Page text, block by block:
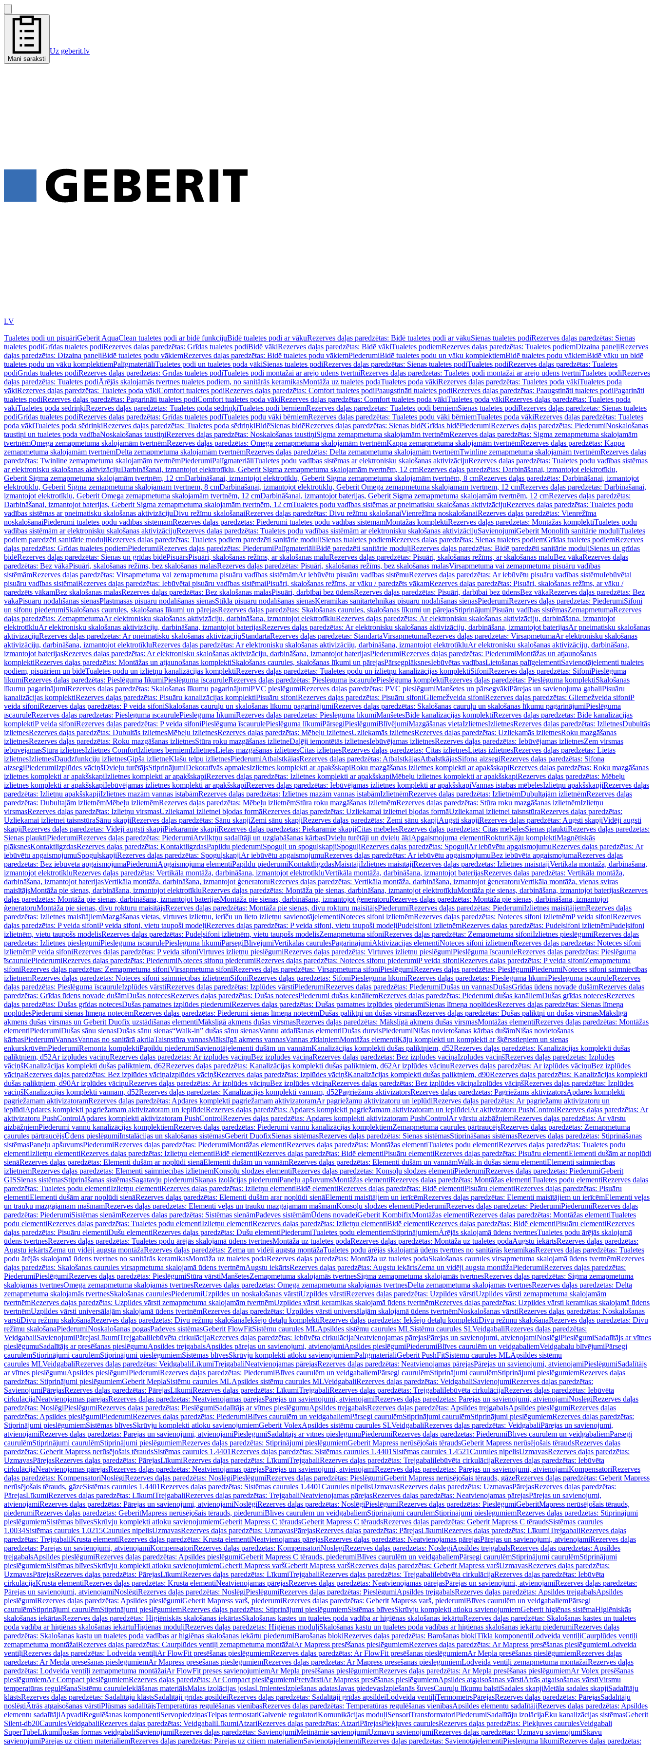
Mani saraksti
Uz geberit.lv
LV
Tualetes podi un pisuāriGeberit AquaClean tualetes podi ar bidē funkcijuBidē tualetes podi ar vākuRezerves daļas paredzētas: Bidē tualetes podi ar vākuSienas tualetes podiRezerves daļas paredzētas: Sienas
tualetes podiGrīdas tualetes podiRezerves daļas paredzētas: Grīdas tualetes podiBidē vākiRezerves daļas paredzētas: Bidē vākiTualetes podiemRezerves daļas paredzētas: Tualetes podiemDizaina paneļiRezerves
daļas paredzētas: Dizaina paneļiBidē tualetes podu vākiemRezerves daļas paredzētas: Bidē tualetes podu vākiemPiederumiBidē tualetes podu un vāku komplektiemBidē tualetes podu vākiemBidē vāku un bidē
tualetes podu un vāku komplektiemPalīgmateriāliTualetes podi un tualetes poda vākiSienas tualetes podiRezerves daļas paredzētas: Sienas tualetes podiTualetes podiRezerves daļas paredzētas: Tualetes
podiGrīdas tualetes podiRezerves daļas paredzētas: Grīdas tualetes podiTualetes podi montāžai ar ārējo ūdens tvertniRezerves daļas paredzētas: Tualetes podi montāžai ar ārējo ūdens tvertniTualetes podiRezerves
daļas paredzētas: Tualetes podiĀrējās skalojamās tvertnes tualetes podiem, no sanitārās keramikasMontāža uz tualetes podaTualetes poda vākiRezerves daļas paredzētas: Tualetes poda vākiTualetes poda
vākiRezerves daļas paredzētas: Tualetes poda vākiComfort tualetes podiRezerves daļas paredzētas: Comfort tualetes podiPaaugstināti tualetes podiRezerves daļas paredzētas: Paaugstināti tualetes podiPagarināti
tualetes podiRezerves daļas paredzētas: Pagarināti tualetes podiComfort tualetes poda vākiRezerves daļas paredzētas: Comfort tualetes poda vākiTualetes poda vākiRezerves daļas paredzētas: Tualetes poda
vākiTualetes poda sēdriņķiRezerves daļas paredzētas: Tualetes poda sēdriņķiTualetes podi bērniemRezerves daļas paredzētas: Tualetes podi bērniemSienas tualetes podiRezerves daļas paredzētas: Sienas tualetes
podiGrīdas tualetes podiRezerves daļas paredzētas: Grīdas tualetes podiTualetes podu vāki bērniemRezerves daļas paredzētas: Tualetes podu vāki bērniemTualetes poda vākiRezerves daļas paredzētas: Tualetes
poda vākiTualetes poda sēdriņķiRezerves daļas paredzētas: Tualetes poda sēdriņķiBidēSienas bidēRezerves daļas paredzētas: Sienas bidēGrīdas bidēPiederumiRezerves daļas paredzētas: PiederumiNoskalošanas
taustiņi un tualetes poda vadībaNoskalošanas taustiņiRezerves daļas paredzētas: Noskalošanas taustiņiSigma zemapmetuma skalojamām tvertnēmRezerves daļas paredzētas: Sigma zemapmetuma skalojamām
tvertnēmOmega zemapmetuma skalojamām tvertnēmRezerves daļas paredzētas: Omega zemapmetuma skalojamām tvertnēmKappa zemapmetuma skalojamām tvertnēmRezerves daļas paredzētas: Kappa
zemapmetuma skalojamām tvertnēmDelta zemapmetuma skalojamām tvertnēmRezerves daļas paredzētas: Delta zemapmetuma skalojamām tvertnēmTwinline zemapmetuma skalojamām tvertnēmRezerves daļas
paredzētas: Twinline zemapmetuma skalojamām tvertnēmPiederumiPalīgmateriāliTualetes podu vadības sistēmas ar elektronisku skalošanas aktivizācijuRezerves daļas paredzētas: Tualetes podu vadības sistēmas
ar elektronisku skalošanas aktivizācijuDarbināšanai, izmantojot elektrotīklu, Geberit Sigma zemapmetuma skalojamām tvertnēm, 12 cmRezerves daļas paredzētas: Darbināšanai, izmantojot elektrotīklu,
Geberit Sigma zemapmetuma skalojamām tvertnēm, 12 cmDarbināšanai, izmantojot elektrotīklu, Geberit Sigma zemapmetuma skalojamām tvertnēm, 8 cmRezerves daļas paredzētas: Darbināšanai, izmantojot
elektrotīklu, Geberit Sigma zemapmetuma skalojamām tvertnēm, 8 cmDarbināšanai, izmantojot elektrotīklu, Geberit Omega zemapmetuma skalojamām tvertnēm, 12 cmRezerves daļas paredzētas: Darbināšanai,
izmantojot elektrotīklu, Geberit Omega zemapmetuma skalojamām tvertnēm, 12 cmDarbināšanai, izmantojot baterijas, Geberit Sigma zemapmetuma skalojamām tvertnēm, 12 cmRezerves daļas paredzētas:
Darbināšanai, izmantojot baterijas, Geberit Sigma zemapmetuma skalojamām tvertnēm, 12 cmTualetes podu vadības sistēmas ar pneimatisku skalošanas aktivizācijuRezerves daļas paredzētas: Tualetes podu
vadības sistēmas ar pneimatisku skalošanas aktivizācijuDivu režīmu skalošanaiRezerves daļas paredzētas: Divu režīmu skalošanaiVienrežīma noskalošanaiRezerves daļas paredzētas: Vienrežīma
noskalošanaiPiederumi tualetes podu vadības sistēmāmRezerves daļas paredzētas: Piederumi tualetes podu vadības sistēmāmMontāžas komplektiRezerves daļas paredzētas: Montāžas komplektiTualetes podu
vadības sistēmām ar elektronisku skalošanas aktivizācijuRezerves daļas paredzētas: Tualetes podu vadības sistēmām ar elektronisku skalošanas aktivizācijuSavienojumiGeberit Monolith sanitārie moduļiTualetes
podiem paredzēti sanitārie moduļiRezerves daļas paredzētas: Tualetes podiem paredzēti sanitārie moduļiSienas tualetes podiemRezerves daļas paredzētas: Sienas tualetes podiemGrīdas tualetes podiemRezerves
daļas paredzētas: Grīdas tualetes podiemPiederumiRezerves daļas paredzētas: PiederumiPalīgmateriāliBidē paredzēti sanitārie moduļiRezerves daļas paredzētas: Bidē paredzēti sanitārie moduļiSienas un grīdas
bidēRezerves daļas paredzētas: Sienas un grīdas bidēPisuārsPisuāri, skalošanas režīms, ar skalošanas maluRezerves daļas paredzētas: Pisuāri, skalošanas režīms, ar skalošanas maluBez vākaRezerves daļas
paredzētas: Bez vākaPisuāri, skalošanas režīms, bez skalošanas malasRezerves daļas paredzētas: Pisuāri, skalošanas režīms, bez skalošanas malasVirsapmetuma vai zemapmetuma pisuāru vadības
sistēmāmRezerves daļas paredzētas: Virsapmetuma vai zemapmetuma pisuāru vadības sistēmāmAr iebūvētu pisuāru vadības sistēmuRezerves daļas paredzētas: Ar iebūvētu pisuāru vadības sistēmuIebūvētai
pisuāru vadības sistēmaiRezerves daļas paredzētas: Iebūvētai pisuāru vadības sistēmaiPisuāri, skalošanas režīms, ar vāku / paredzēts vākamRezerves daļas paredzētas: Pisuāri, skalošanas režīms, ar vāku /
paredzēts vākamBez skalošanas malasRezerves daļas paredzētas: Bez skalošanas malasPisuāri, darbībai bez ūdensRezerves daļas paredzētas: Pisuāri, darbībai bez ūdensBez vākaRezerves daļas paredzētas: Bez
vākaPisuāru nodalīšanas sienasPlastmasas pisuāru nodalīšanas sienasStikla pisuāru nodalīšanas sienasKeramikas sanitārtehnikas pisuāru nodalīšanas sienasPiederumiRezerves daļas paredzētas: PiederumiSifoni
un sifonu piederumiSkalošanas caurules, skalošanas līkumi un pārejasRezerves daļas paredzētas: Skalošanas caurules, skalošanas līkumi un pārejasStiprinājumiPisuāru vadības sistēmasZemapmetumaRezerves
daļas paredzētas: ZemapmetumaAr elektronisku skalošanas aktivizāciju, darbināšana, izmantojot elektrotīkluRezerves daļas paredzētas: Ar elektronisku skalošanas aktivizāciju, darbināšana, izmantojot
elektrotīkluAr elektronisku skalošanas aktivizāciju, darbināšana, izmantojot baterijasRezerves daļas paredzētas: Ar elektronisku skalošanas aktivizāciju, darbināšana, izmantojot baterijasAr pneimatisku skalošanas
aktivizācijuRezerves daļas paredzētas: Ar pneimatisku skalošanas aktivizācijuStandartaRezerves daļas paredzētas: StandartaVirsapmetumaRezerves daļas paredzētas: VirsapmetumaAr elektronisku skalošanas
aktivizāciju, darbināšana, izmantojot elektrotīkluRezerves daļas paredzētas: Ar elektronisku skalošanas aktivizāciju, darbināšana, izmantojot elektrotīkluAr elektronisku skalošanas aktivizāciju, darbināšana,
izmantojot baterijasRezerves daļas paredzētas: Ar elektronisku skalošanas aktivizāciju, darbināšana, izmantojot baterijasPiederumiRezerves daļas paredzētas: PiederumiMontāžas un atjaunošanas
komplektiRezerves daļas paredzētas: Montāžas un atjaunošanas komplektiSkalošanas caurules, skalošanas līkumi un pārejasPārsegplāksnesIebūvētas vadībasLietošanas palīgelementiSavienotājelementi tualetes
podiem, pisuāriem un bidēTualetes podu un izlietņu kanalizācijas komplektiRezerves daļas paredzētas: Tualetes podu un izlietņu kanalizācijas komplektiSifoniRezerves daļas paredzētas: SifoniPieslēguma
līkumiRezerves daļas paredzētas: Pieslēguma līkumiPieslēguma īscauruleRezerves daļas paredzētas: Pieslēguma īscaurulePieslēguma komplektiRezerves daļas paredzētas: Pieslēguma komplektiSkalošanas
līkumu pagarinājumiRezerves daļas paredzētas: Skalošanas līkumu pagarinājumiPVC pieslēgumiRezerves daļas paredzētas: PVC pieslēgumiManšetes un pārsegvākiPārejas un savienojuma gabaliPisuāru
kanalizācijas komplektiRezerves daļas paredzētas: Pisuāru kanalizācijas komplektiPisuāru sifoniRezerves daļas paredzētas: Pisuāru sifoniGliemežveida sifoniRezerves daļas paredzētas: Gliemežveida sifoniP
veida sifoniRezerves daļas paredzētas: P veida sifoniSkalošanas cauruļu un skalošanas līkumu pagarinājumiRezerves daļas paredzētas: Skalošanas cauruļu un skalošanas līkumu pagarinājumiPieslēguma
īscauruleRezerves daļas paredzētas: Pieslēguma īscaurulePieslēguma līkumiRezerves daļas paredzētas: Pieslēguma līkumiManšetesBidē kanalizācijas komplektiRezerves daļas paredzētas: Bidē kanalizācijas
komplektiP veida sifoniRezerves daļas paredzētas: P veida sifoniPieslēguma īscaurulePieslēguma līkumiPārsegiPieslēgumiBlīvējumiMazgāšanas vietaIzlietnesIzlietnesRezerves daļas paredzētas: IzlietnesDubultās
izlietnesRezerves daļas paredzētas: Dubultās izlietnesMēbeļu izlietnesRezerves daļas paredzētas: Mēbeļu izlietnesUzliekamās izlietnesRezerves daļas paredzētas: Uzliekamās izlietnesRoku mazgāšanas
izlietnesRezerves daļas paredzētas: Roku mazgāšanas izlietnesStūra roku mazgāšanas izlietneDaļēji iemontētās izlietnesIebūvējamas izlietnesRezerves daļas paredzētas: Iebūvējamas izlietnesZem virsmas
iebūvējamasStūra izlietnesIzlietnes ComfortIzlietnes bērniemIzlietnesLielās mazgāšanas izlietnesCitas izlietnesRezerves daļas paredzētas: Citas izlietnesLietās izlietnesRezerves daļas paredzētas: Lietās
izlietnesIzlietnesDaudzfunkciju izlietnesĢipša izlietneKlašu telpu izlietnesPiederumiAtbalstkājasRezerves daļas paredzētas: AtbalstkājasAtbalstkājasSifona aizsegiRezerves daļas paredzētas: Sifona
aizsegiPiederumiIzplūdes vāciņšDvieļu turētājsStiprinājumiDekoratīvās apmalesIzlietnes komplekti ar apakšskapiRoku mazgāšanas izlietnes komplekti ar apakšskapiRezerves daļas paredzētas: Roku mazgāšanas
izlietnes komplekti ar apakšskapiIzlietnes komplekti ar apakšskapiRezerves daļas paredzētas: Izlietnes komplekti ar apakšskapiMēbeļu izlietnes komplekti ar apakšskapiRezerves daļas paredzētas: Mēbeļu
izlietnes komplekti ar apakšskapiIebūvējamas izlietnes komplekti ar apakšskapiRezerves daļas paredzētas: Iebūvējamas izlietnes komplekti ar apakšskapiVannas istabas mēbelesIzlietņu apakšskapjiRezerves daļas
paredzētas: Izlietņu apakšskapjiIzlietnes mazām vannas istabāmRezerves daļas paredzētas: Izlietnes mazām vannas istabāmIzlietnēmRezerves daļas paredzētas: IzlietnēmDubultajām izlietnēmRezerves daļas
paredzētas: Dubultajām izlietnēmMēbeļu izlietnēmRezerves daļas paredzētas: Mēbeļu izlietnēmStūra roku mazgāšanas izlietnēmRezerves daļas paredzētas: Stūra roku mazgāšanas izlietnēmIzlietņu
virsmasRezerves daļas paredzētas: Izlietņu virsmasUzliekamai izlietnei bļodas formāRezerves daļas paredzētas: Uzliekamai izlietnei bļodas formāUzliekamai izlietnei taisnstūraRezerves daļas paredzētas:
Uzliekamai izlietnei taisnstūraSānu skapjiRezerves daļas paredzētas: Sānu skapjiZemi sānu skapjiRezerves daļas paredzētas: Zemi sānu skapjiAugsti skapjiRezerves daļas paredzētas: Augsti skapjiVidēji augsti
skapjiRezerves daļas paredzētas: Vidēji augsti skapjiPiekaramie skapjiRezerves daļas paredzētas: Piekaramie skapjiCitas mēbelesRezerves daļas paredzētas: Citas mēbelesSienas plauktiRezerves daļas paredzētas:
Sienas plauktiPiederumiRezerves daļas paredzētas: PiederumiAtvilktņu sadalītāji un uzglabāšanas kārbasDvieļu turētāji un dvieļu āķiApgaismojuma elementiRokturiKāju komplektiMagnētiskās
plāksnesKontaktligzdasRezerves daļas paredzētas: KontaktligzdasPapildu piederumiSpoguļi un spoguļskapjiSpoguļiRezerves daļas paredzētas: SpoguļiAr iebūvētu apgaismojumuRezerves daļas paredzētas: Ar
iebūvētu apgaismojumuSpoguļskapjiRezerves daļas paredzētas: SpoguļskapjiAr iebūvētu apgaismojumuRezerves daļas paredzētas: Ar iebūvētu apgaismojumuBez iebūvēta apgaismojumaRezerves daļas
paredzētas: Bez iebūvēta apgaismojumaPiederumiApgaismojuma elementiPapildu piederumiKontaktligzdasMaisītājiIzlietnes maisītājiRezerves daļas paredzētas: Izlietnes maisītājiVertikāla montāža, darbināšana,
izmantojot elektrotīkluRezerves daļas paredzētas: Vertikāla montāža, darbināšana, izmantojot elektrotīkluVertikāla montāža, darbināšana, izmantojot baterijasRezerves daļas paredzētas: Vertikāla montāža,
darbināšana, izmantojot baterijasVertikāla montāža, darbināšana, izmantojot ģeneratoruRezerves daļas paredzētas: Vertikāla montāža, darbināšana, izmantojot ģeneratoruVertikāla montāža, vienas sviras
maisītājsMontāža pie sienas, darbināšana, izmantojot elektrotīkluRezerves daļas paredzētas: Montāža pie sienas, darbināšana, izmantojot elektrotīkluMontāža pie sienas, darbināšana, izmantojot baterijasRezerves
daļas paredzētas: Montāža pie sienas, darbināšana, izmantojot baterijasMontāža pie sienas, darbināšana, izmantojot ģeneratoruRezerves daļas paredzētas: Montāža pie sienas, darbināšana, izmantojot
ģeneratoruMontāža pie sienas, divu rokturu maisītājsRezerves daļas paredzētas: Montāža pie sienas, divu rokturu maisītājsPiederumiRezerves daļas paredzētas: PiederumiIzlietnes maisītājiemRezerves daļas
paredzētas: Izlietnes maisītājiemMazgāšanas vietas, virtuves izlietņu, ierīču un lieto izlietņu savienotājelementiNoteces sifoni izlietnēmRezerves daļas paredzētas: Noteces sifoni izlietnēmP veida sifoniRezerves
daļas paredzētas: P veida sifoniP veida sifoni, vietu taupoši modeļiRezerves daļas paredzētas: P veida sifoni, vietu taupoši modeļiPudeļsifoni izlietnēmRezerves daļas paredzētas: Pudeļsifoni izlietnēmPudeļsifoni
izlietnēm, vietu taupošs modelisRezerves daļas paredzētas: Pudeļsifoni izlietnēm, vietu taupošs modelisZemapmetuma sifoniRezerves daļas paredzētas: Zemapmetuma sifoniIzlietnes pieslēgumiRezerves daļas
paredzētas: Izlietnes pieslēgumiPieslēguma īscaurulePieslēguma līkumiPārsegiBlīvējumiVertikālās caurulesPagarinājumiAktivizācijas elementiNoteces sifoni izlietnēmRezerves daļas paredzētas: Noteces sifoni
izlietnēmP veida sifoniRezerves daļas paredzētas: P veida sifoniVirtuves izlietņu pieslēgumiRezerves daļas paredzētas: Virtuves izlietņu pieslēgumiPieslēguma īscauruleRezerves daļas paredzētas: Pieslēguma
īscaurulePiederumiRezerves daļas paredzētas: PiederumiNoteces sifonu piederumiRezerves daļas paredzētas: Noteces sifonu piederumiP veida sifoniRezerves daļas paredzētas: P veida sifoniZemapmetuma
sifoniRezerves daļas paredzētas: Zemapmetuma sifoniVirsapmetuma sifoniRezerves daļas paredzētas: Virsapmetuma sifoniPieslēgumiRezerves daļas paredzētas: PieslēgumiPiederumiNoteces sifoni saimniecības
izlietnēmRezerves daļas paredzētas: Noteces sifoni saimniecības izlietnēmSifoniRezerves daļas paredzētas: SifoniPieslēguma līkumiRezerves daļas paredzētas: Pieslēguma līkumiPieslēguma īscauruleRezerves
daļas paredzētas: Pieslēguma īscauruleIzplūdes vārstiRezerves daļas paredzētas: Izplūdes vārstiPiederumiRezerves daļas paredzētas: PiederumiDušas un vannasDušasGrīdas ūdens novade dušāmRezerves daļas
paredzētas: Grīdas ūdens novade dušāmDušas notecesRezerves daļas paredzētas: Dušas notecesPiederumi dušas kanāliemRezerves daļas paredzētas: Piederumi dušas kanāliemDušas grīdas notecesRezerves
daļas paredzētas: Dušas grīdas notecesDušas pamatnes izplūdes piederumiRezerves daļas paredzētas: Dušas pamatnes izplūdes piederumiSienas līmeņa noplūdesRezerves daļas paredzētas: Sienas līmeņa
noplūdesPiederumi sienas līmeņa notecēmRezerves daļas paredzētas: Piederumi sienas līmeņa notecēmDušas paliktņi un dušas virsmasRezerves daļas paredzētas: Dušas paliktņi un dušas virsmasMākslīgā
akmens dušas virsmas un Geberit Duofix uzstādīšanas elementiMākslīgā akmens dušas virsmasRezerves daļas paredzētas: Mākslīgā akmens dušas virsmasMontāžas elementiRezerves daļas paredzētas: Montāžas
elementiPiederumiDušas sānu sienasDušas sānu sienas“Walk-in” dušas sānu sienasVannu atdalīšanas elementiDušas durvisPiederumiNišas novietošanas kārbas dušāmNišas novietošanas
kārbasPiederumiVannasVannas no sanitārā akrilaTaisnstūra vannasMākslīgā akmens vannasVannas zīdaiņiemMontāžas elementiKāju komplekti un komplekti ar šķērsstieņiem un sienas
enkurskrūvēmPiederumiRemonta komplektiPapildu piederumiSavienotājelementi dušām un vannāmKanalizācijas komplekti dušas paliktņiem, d52Rezerves daļas paredzētas: Kanalizācijas komplekti dušas
paliktņiem, d52Ar izplūdes vāciņuRezerves daļas paredzētas: Ar izplūdes vāciņuBez izplūdes vāciņaRezerves daļas paredzētas: Bez izplūdes vāciņaIzplūdes vāciņšRezerves daļas paredzētas: Izplūdes
vāciņšKanalizācijas komplekti dušas paliktņiem, d62Rezerves daļas paredzētas: Kanalizācijas komplekti dušas paliktņiem, d62Ar izplūdes vāciņuRezerves daļas paredzētas: Ar izplūdes vāciņuBez izplūdes
vāciņaRezerves daļas paredzētas: Bez izplūdes vāciņaIzplūdes vāciņšRezerves daļas paredzētas: Izplūdes vāciņšKanalizācijas komplekti dušas paliktņiem, d90Rezerves daļas paredzētas: Kanalizācijas komplekti
dušas paliktņiem, d90Ar izplūdes vāciņuRezerves daļas paredzētas: Ar izplūdes vāciņuBez izplūdes vāciņaRezerves daļas paredzētas: Bez izplūdes vāciņaIzplūdes vāciņšRezerves daļas paredzētas: Izplūdes
vāciņšKanalizācijas komplekti vannām, d52Rezerves daļas paredzētas: Kanalizācijas komplekti vannām, d52Pagriežams aktivizatorsRezerves daļas paredzētas: Pagriežams aktivizatorsApdares komplekti
pagriežamam aktivizatoramRezerves daļas paredzētas: Apdares komplekti pagriežamam aktivizatoramAr pagriežamu aktivizatoru un ieplūdiRezerves daļas paredzētas: Ar pagriežamu aktivizatoru un
ieplūdiApdares komplekti pagriežamam aktivizatoram un ieplūdeiRezerves daļas paredzētas: Apdares komplekti pagriežamam aktivizatoram un ieplūdeiAr aktivizatoru PushControlRezerves daļas paredzētas: Ar
aktivizatoru PushControlApdares komplekti aktivizatoram PushControlRezerves daļas paredzētas: Apdares komplekti aktivizatoram PushControlAr vārstu aizbāžņiemRezerves daļas paredzētas: Ar vārstu
aizbāžņiemPiederumi vannu kanalizācijas komplektiemRezerves daļas paredzētas: Piederumi vannu kanalizācijas komplektiemZemapmetuma caurules pārtraucējsRezerves daļas paredzētas: Zemapmetuma
caurules pārtraucējsŪdens pieslēgumiInstalācijas un skalošanas sistēmasGeberit DuofixSienas sistēmasRezerves daļas paredzētas: Sienas sistēmasStiprināšanas sistēmasRezerves daļas paredzētas: Stiprināšanas
sistēmasPaneļu apšuvumsPiederumiRezerves daļas paredzētas: PiederumiMontāžas elementiRezerves daļas paredzētas: Montāžas elementiTualetes podu elementiRezerves daļas paredzētas: Tualetes podu
elementiIzlietņu elementiRezerves daļas paredzētas: Izlietņu elementiBidē elementiRezerves daļas paredzētas: Bidē elementiPisuāru elementiRezerves daļas paredzētas: Pisuāru elementiElementi dušām ar noplūdi
sienāRezerves daļas paredzētas: Elementi dušām ar noplūdi sienāElementi dušām un vannāmRezerves daļas paredzētas: Elementi dušām un vannāmWalk-in dušas sienu elementiElementi saimniecības
izlietnēmRezerves daļas paredzētas: Elementi saimniecības izlietnēmKonsoļu slodzes elementiRezerves daļas paredzētas: Konsoļu slodzes elementiPiederumiRezerves daļas paredzētas: PiederumiGeberit
GISSienas sistēmasStiprināšanas sistēmasSagatavju piederumiSkaņas izolācijas piederumiPaneļu apšuvumsMontāžas elementiRezerves daļas paredzētas: Montāžas elementiTualetes podu elementiRezerves daļas
paredzētas: Tualetes podu elementiIzlietņu elementiRezerves daļas paredzētas: Izlietņu elementiBidē elementiRezerves daļas paredzētas: Bidē elementiPisuāru elementiRezerves daļas paredzētas: Pisuāru
elementiElementi dušām arar noplūdi sienāRezerves daļas paredzētas: Elementi dušām arar noplūdi sienāElementi maisītājiem un ierīcēmRezerves daļas paredzētas: Elementi maisītājiem un ierīcēmElementi veļas
un trauku mazgājamām mašīnāmRezerves daļas paredzētas: Elementi veļas un trauku mazgājamām mašīnāmKonsoļu slodzes elementiPiederumiRezerves daļas paredzētas: PiederumiPiederumiRezerves daļas
paredzētas: PiederumiSistēmas sienāmRezerves daļas paredzētas: Sistēmas sienāmPadeves sistēmāmŪdens novadeiGeberit KombifixMontāžas elementiRezerves daļas paredzētas: Montāžas elementiTualetes
podu elementiRezerves daļas paredzētas: Tualetes podu elementiIzlietņu elementiRezerves daļas paredzētas: Izlietņu elementiBidē elementiRezerves daļas paredzētas: Bidē elementiPisuāru elementiRezerves
daļas paredzētas: Pisuāru elementiDušu elementiRezerves daļas paredzētas: Dušu elementiPiederumiTualetes podu elementiemStiprinājumiemĀrējās skalojamā ūdens tvertnesTualetes podu ārējās skalojamā
ūdens tvertnesRezerves daļas paredzētas: Tualetes podu ārējās skalojamā ūdens tvertnesMontāža uz tualetes podaRezerves daļas paredzētas: Montāža uz tualetes podaAugstu iekārtsRezerves daļas paredzētas:
Augstu iekārtsZema un vidēji augsta montāžaRezerves daļas paredzētas: Zema un vidēji augsta montāžaTualetes podu ārējās skalojamā ūdens tvertnes no sanitārās keramikasRezerves daļas paredzētas: Tualetes
podu ārējās skalojamā ūdens tvertnes no sanitārās keramikasMontāža uz tualetes podaRezerves daļas paredzētas: Montāža uz tualetes podaSkalošanas caurules virsapmetuma skalojamā ūdens tvertnēmRezerves
daļas paredzētas: Skalošanas caurules virsapmetuma skalojamā ūdens tvertnēmAugstu iekārtsRezerves daļas paredzētas: Augstu iekārtsZema un vidēji augsta montāžaPiederumiRezerves daļas paredzētas:
PiederumiPieslēgumiRezerves daļas paredzētas: PieslēgumiStūra vārstiManšetesZemapmetuma skalojamās tvertnesSigma zemapmetuma skalojamās tvertnesRezerves daļas paredzētas: Sigma zemapmetuma
skalojamās tvertnesOmega zemapmetuma skalojamās tvertnesRezerves daļas paredzētas: Omega zemapmetuma skalojamās tvertnesDelta zemapmetuma skalojamās tvertnesRezerves daļas paredzētas: Delta
zemapmetuma skalojamās tvertnesSkalošanas caurulesPiederumiUzpildes un noskalošanas vārstiUzpildes vārstiRezerves daļas paredzētas: Uzpildes vārstiUzpildes vārsti zemapmetuma skalojamām
tvertnēmRezerves daļas paredzētas: Uzpildes vārsti zemapmetuma skalojamām tvertnēmUzpildes vārsti keramikas skalojamā ūdens tvertnēmRezerves daļas paredzētas: Uzpildes vārsti keramikas skalojamā ūdens
tvertnēmUzpildes vārsti universālajām skalojamā ūdens tvertnēmRezerves daļas paredzētas: Uzpildes vārsti universālajām skalojamā ūdens tvertnēmNoskalošanas vārstiRezerves daļas paredzētas: Noskalošanas
vārstiDivu režīmu skalošanaRezerves daļas paredzētas: Divu režīmu skalošanaIekšējo detaļu komplektiRezerves daļas paredzētas: Iekšējo detaļu komplektiDivu režīmu skalošanaRezerves daļas paredzētas: Divu
režīmu skalošanaPiederumiNoskalošanas pogasPadeves sistēmasGeberit FlowFitSistēmu caurules MLApsildes sistēmu caurules MLSistēmu caurules SLVeidgabaliRezerves daļas paredzētas:
VeidgabaliSavienojumiPārejasLīkumiTrejgabaliIebūvēta cirkulācijaRezerves daļas paredzētas: Iebūvēta cirkulācijaNeatvienojamas pārejasPārejas un savienojumi, atvienojamiNoslēgiPieslēgumiSadalītājs ar vītnes
pieslēgumuSadalītājs ar presēšanas pieslēgumuApsildes trejgabalsApsildes pārejas un savienojumi, atvienojamiApsildes pieslēgumiPiederumiBlīves caurulēm un veidgabaliemVeidgabalu blīvējumiPārsegi
caurulēmStiprinājumi caurulēmStiprinājumi pieslēgumiemSistēmas blīvesSkrūvju komplekti atloku savienojumiemPalīgmateriāliGeberit PushFitSistēmu caurules MLApsildes sistēmu
caurules MLVeidgabaliRezerves daļas paredzētas: VeidgabaliLīkumiTrejgabaliNeatvienojamas pārejasRezerves daļas paredzētas: Neatvienojamas pārejasPārejas un savienojumi, atvienojamiPieslēgumiSadalītājs
ar vītnes pieslēgumuApsildes pieslēgumiPiederumiRezerves daļas paredzētas: PiederumiBlīves caurulēm un veidgabaliemPārsegi caurulēmStiprinājumi caurulēmStiprinājumi pieslēgumiemRezerves daļas
paredzētas: Stiprinājumi pieslēgumiemGeberit MeplaSistēmu caurules MLApsildes sistēmu caurules MLVeidgabaliRezerves daļas paredzētas: VeidgabaliSavienojumiRezerves daļas paredzētas:
SavienojumiPārejasRezerves daļas paredzētas: PārejasLīkumiRezerves daļas paredzētas: LīkumiTrejgabaliRezerves daļas paredzētas: TrejgabaliIebūvēta cirkulācijaRezerves daļas paredzētas: Iebūvēta
cirkulācijaNeatvienojamas pārejasRezerves daļas paredzētas: Neatvienojamas pārejasPārejas un savienojumi, atvienojamiRezerves daļas paredzētas: Pārejas un savienojumi, atvienojamiNoslēgiRezerves daļas
paredzētas: NoslēgiPieslēgumiRezerves daļas paredzētas: PieslēgumiSadalītājs ar vītnes pieslēgumuApsildes trejgabalsRezerves daļas paredzētas: Apsildes trejgabalsApsildes pieslēgumiRezerves daļas
paredzētas: Apsildes pieslēgumiPiederumiRezerves daļas paredzētas: PiederumiBlīves caurulēm un veidgabaliemPārsegi caurulēmStiprinājumi caurulēmStiprinājumi pieslēgumiemRezerves daļas paredzētas:
Stiprinājumi pieslēgumiemSistēmas blīvesSkrūvju komplekti atloku savienojumiemGeberit VolexApsildes sistēmu caurules SLVeidgabaliRezerves daļas paredzētas: VeidgabaliPārejas un savienojumi,
atvienojamiRezerves daļas paredzētas: Pārejas un savienojumi, atvienojamiPieslēgumiSadalītājs ar vītnes pieslēgumuPiederumiRezerves daļas paredzētas: PiederumiBlīves caurulēm un veidgabaliemPārsegi
caurulēmStiprinājumi caurulēmStiprinājumi pieslēgumiemRezerves daļas paredzētas: Stiprinājumi pieslēgumiemGeberit Mapress nerūsējošais tēraudsGeberit Mapress nerūsējošais tēraudsRezerves daļas
paredzētas: Geberit Mapress nerūsējošais tēraudsSistēmas caurules 1.4401Rezerves daļas paredzētas: Sistēmas caurules 1.4401 Sistēmas caurules 1.4521Caurules nipelisUzmavasRezerves daļas paredzētas:
UzmavasPārejasRezerves daļas paredzētas: PārejasLīkumiRezerves daļas paredzētas: LīkumiTrejgabaliRezerves daļas paredzētas: TrejgabaliIebūvēta cirkulācijaRezerves daļas paredzētas: Iebūvēta
cirkulācijaNeatvienojamas pārejasRezerves daļas paredzētas: Neatvienojamas pārejasPārejas un savienojumi, atvienojamiRezerves daļas paredzētas: Pārejas un savienojumi, atvienojamiKompensatoriRezerves
daļas paredzētas: KompensatoriNoslēgiRezerves daļas paredzētas: NoslēgiPieslēgumiRezerves daļas paredzētas: PieslēgumiGeberit Mapress nerūsējošais tērauds, gāzeRezerves daļas paredzētas: Geberit Mapress
nerūsējošais tērauds, gāzeSistēmas caurules 1.4401Rezerves daļas paredzētas: Sistēmas caurules 1.4401Caurules nipelisUzmavasRezerves daļas paredzētas: UzmavasPārejasRezerves daļas paredzētas:
PārejasLīkumiRezerves daļas paredzētas: LīkumiTrejgabaliRezerves daļas paredzētas: TrejgabaliNeatvienojamas pārejasRezerves daļas paredzētas: Neatvienojamas pārejasPārejas un savienojumi,
atvienojamiRezerves daļas paredzētas: Pārejas un savienojumi, atvienojamiNoslēgiRezerves daļas paredzētas: NoslēgiPieslēgumiRezerves daļas paredzētas: PieslēgumiGeberitMapress nerūsējošais tērauds,
piederumiRezerves daļas paredzētas: GeberitMapress nerūsējošais tērauds, piederumiBlīves caurulēm un veidgabaliemStiprinājumi caurulēmStiprinājumi pieslēgumiemRezerves daļas paredzētas: Stiprinājumi
pieslēgumiemSistēmas blīvesSkrūvju komplekti atloku savienojumiemGeberit Mapress C tēraudsGeberit Mapress C tēraudsRezerves daļas paredzētas: Geberit Mapress C tēraudsSistēmas caurules
1.0034Sistēmas caurules 1.0215Caurules nipelisUzmavasRezerves daļas paredzētas: UzmavasPārejasRezerves daļas paredzētas: PārejasLīkumiRezerves daļas paredzētas: LīkumiTrejgabaliRezerves daļas
paredzētas: TrejgabaliKrusta elementiRezerves daļas paredzētas: Krusta elementiNeatvienojamas pārejasRezerves daļas paredzētas: Neatvienojamas pārejasPārejas un savienojumi, atvienojamiRezerves daļas
paredzētas: Pārejas un savienojumi, atvienojamiKompensatoriRezerves daļas paredzētas: KompensatoriNoslēgiRezerves daļas paredzētas: NoslēgiApsildes trejgabalsRezerves daļas paredzētas: Apsildes
trejgabalsApsildes pieslēgumiRezerves daļas paredzētas: Apsildes pieslēgumiGeberit Mapress C tērauds, piederumiBlīves caurulēm un veidgabaliemPārsegi caurulēmStiprinājumi caurulēmStiprinājumi
pieslēgumiemSistēmas blīvesSkrūvju komplekti atloku savienojumiemGeberit Mapress varšGeberit Mapress varšRezerves daļas paredzētas: Geberit Mapress varšUzmavasRezerves daļas paredzētas:
UzmavasPārejasRezerves daļas paredzētas: PārejasLīkumiRezerves daļas paredzētas: LīkumiTrejgabaliRezerves daļas paredzētas: TrejgabaliIebūvēta cirkulācijaRezerves daļas paredzētas: Iebūvēta
cirkulācijaKrusta elementiRezerves daļas paredzētas: Krusta elementiNeatvienojamas pārejasRezerves daļas paredzētas: Neatvienojamas pārejasPārejas un savienojumi, atvienojamiRezerves daļas paredzētas:
Pārejas un savienojumi, atvienojamiNoslēgiRezerves daļas paredzētas: NoslēgiPieslēgumiRezerves daļas paredzētas: PieslēgumiApsildes trejgabalsRezerves daļas paredzētas: Apsildes trejgabalsApsildes
pieslēgumiRezerves daļas paredzētas: Apsildes pieslēgumiGeberit Mapress varš, piederumiRezerves daļas paredzētas: Geberit Mapress varš, piederumiBlīves caurulēm un veidgabaliemPārsegi
caurulēmStiprinājumi caurulēmStiprinājumi pieslēgumiemRezerves daļas paredzētas: Stiprinājumi pieslēgumiemSistēmas blīvesSkrūvju komplekti atloku savienojumiemGeberit higiēnas sistēmaHigiēniskās
skalošanas iekārtasRezerves daļas paredzētas: Higiēniskās skalošanas iekārtasSkalošanas kastes un tualetes poda vadība ar higiēnas skalošanas iekārtuRezerves daļas paredzētas: Skalošanas kastes un tualetes
poda vadība ar higiēnas skalošanas iekārtuHigiēnas moduļiRezerves daļas paredzētas: Higiēnas moduļiSkalošanas kastu un tualetes poda vadības ar higiēnas skalošanas iekārtu piederumiRezerves daļas
paredzētas: Skalošanas kastu un tualetes poda vadības ar higiēnas skalošanas iekārtu piederumiBarošanas blokiRezerves daļas paredzētas: Barošanas blokiTīkla komponentiLodveida ventiļiCaurplūdes ventiļi
zemapmetuma montāžaiRezerves daļas paredzētas: Caurplūdes ventiļi zemapmetuma montāžaiAr Mapress presēšanas pieslēgumiemRezerves daļas paredzētas: Ar Mapress presēšanas pieslēgumiemLodveida
ventiļiRezerves daļas paredzētas: Lodveida ventiļiAr FlowFit presēšanas pieslēgumiemRezerves daļas paredzētas: Ar FlowFit presēšanas pieslēgumiemAr Mepla presēšanas pieslēgumiemRezerves daļas
paredzētas: Ar Mepla presēšanas pieslēgumiemAr Mapress presēšanas pieslēgumiemRezerves daļas paredzētas: Ar Mapress presēšanas pieslēgumiemLodveida ventiļi zemapmetuma montāžaiRezerves daļas
paredzētas: Lodveida ventiļi zemapmetuma montāžaiAr FlowFit preses savienojumiemAr Mepla presēšanas pieslēgumiemRezerves daļas paredzētas: Ar Mepla presēšanas pieslēgumiemAr Volex presēšanas
pieslēgumiemAr Compact pieslēgumiemRezerves daļas paredzētas: Ar Compact pieslēgumiemPretvārstiAr Mapress presēšanas pieslēgumiemApsildes atgaisošanas vārstiĀtrās atgaisošanas vārstiVirsmu
temperatūras regulēšanaSistēmu cauruleIeklāšanas materiālsMalas izolācijas joslasLīmlentesIzplešanas adatasJavas piedevasIzplešanās šuvesCauruļu līkumu balstiSadales skapjiMetāla sadales skapjiSadalītāju
klāstsRezerves daļas paredzētas: Sadalītāju klāstsSadalītāji grīdas apsildeiRezerves daļas paredzētas: Sadalītāji grīdas apsildeiLodveida ventiļiTermometrsPārejasRezerves daļas paredzētas: PārejasSadalītāju
noslēgiĀtrās atgaisošanas vārstiPlūsmas sadalītājsTemperatūras regulēšanas vienībasRezerves daļas paredzētas: Temperatūras regulēšanas vienībasApsildes elementu sadalītājiRezerves daļas paredzētas: Apsildes
elementu sadalītājiApvadiRegulēšanas komponentiServopiedziņasTelpas termostatiGalvenie regulatoriKomunikācijas moduļiSensoriTransformatoriPiederumiSadalītāju izolācijaĒku kanalizācijas sistēmasGeberit
Silent-db20CaurulesVeidgabaliRezerves daļas paredzētas: VeidgabaliLīkumiAtzariRezerves daļas paredzētas: AtzariPārejasPiekļuves caurulesRezerves daļas paredzētas: Piekļuves caurulesVeidgabali
SuperTubeLīkumiĪpašas formas veidgabaliSavienojumiRezerves daļas paredzētas: SavienojumiMetināmie savienojumiUzmavu savienojumiRezerves daļas paredzētas: Uzmavu savienojumiSkavu
savienojumiPārejas uz citiem materiāliemRezerves daļas paredzētas: Pārejas uz citiem materiāliemSavienotājelementiRezerves daļas paredzētas: SavienotājelementiPieslēguma līkumiRezerves daļas paredzētas: